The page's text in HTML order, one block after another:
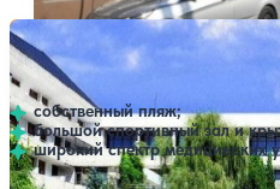
Пансионат Кировец
51 отзыв
Кабардинка
собственный пляж;
большой спортивный зал и
широкий спектр медицинских
Нет цен или свободных
Выбрать